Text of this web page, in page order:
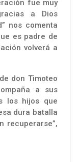
fue muy
a Dios
nos comenta
es padre de
volverá a
don Timoteo
a sus
los hijos que
dura batalla
recuperarse”,